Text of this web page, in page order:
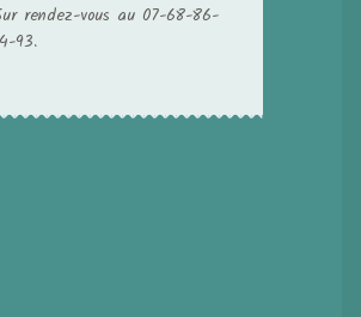
rendez-vous au 07-68-86-
93.